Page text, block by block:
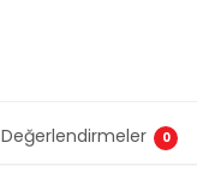
Değerlendirmeler 0